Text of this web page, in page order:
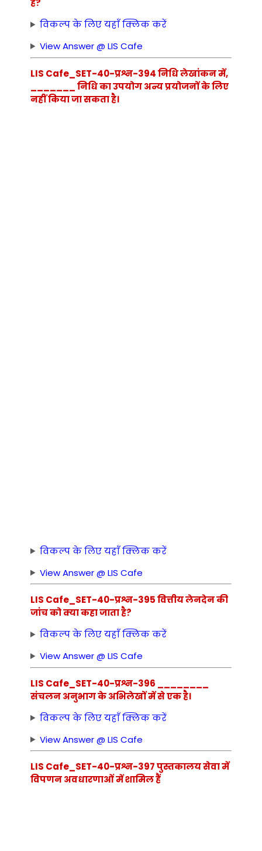
है?
विकल्प के लिए यहाँ क्लिक करें
View Answer @ LIS Cafe
LIS Cafe_SET-40-प्रश्न-394 निधि लेखांकन में,
_______ निधि का उपयोग अन्य प्रयोजनों के लिए
नहीं किया जा सकता है।
विकल्प के लिए यहाँ क्लिक करें
View Answer @ LIS Cafe
LIS Cafe_SET-40-प्रश्न-395 वित्तीय लेनदेन की
जांच को क्या कहा जाता है?
विकल्प के लिए यहाँ क्लिक करें
View Answer @ LIS Cafe
LIS Cafe_SET-40-प्रश्न-396 ________
संचलन अनुभाग के अभिलेखों में से एक है।
विकल्प के लिए यहाँ क्लिक करें
View Answer @ LIS Cafe
LIS Cafe_SET-40-प्रश्न-397 पुस्तकालय सेवा में
विपणन अवधारणाओं में शामिल हैं